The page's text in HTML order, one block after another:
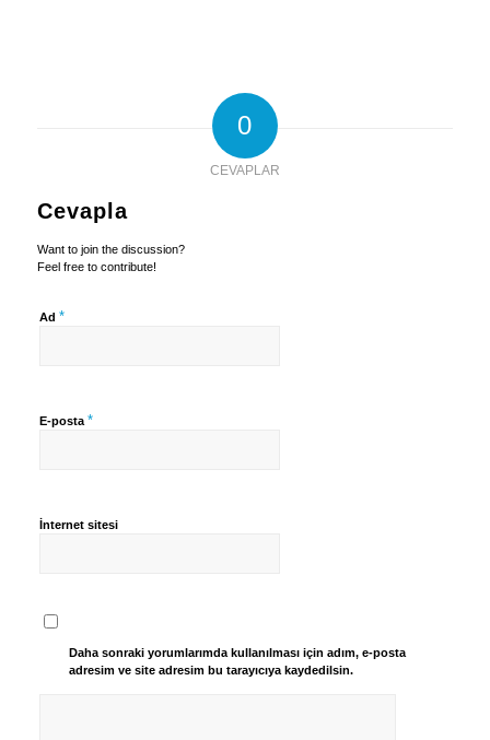
0
CEVAPLAR
Cevapla
Want to join the discussion?
Feel free to contribute!
Ad *
E-posta *
İnternet sitesi
Daha sonraki yorumlarımda kullanılması için adım, e-posta
adresim ve site adresim bu tarayıcıya kaydedilsin.